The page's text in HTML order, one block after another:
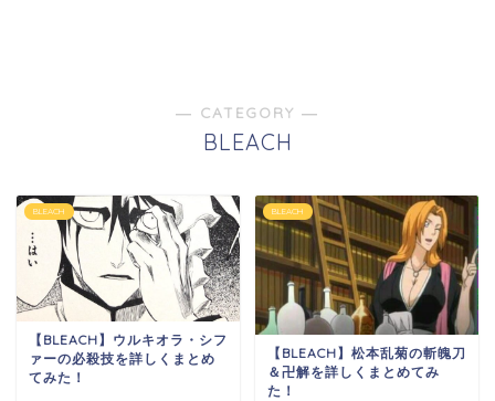
― CATEGORY ―
BLEACH
BLEACH
【BLEACH】ウルキオラ・シフ
ァーの必殺技を詳しくまとめ
てみた！
BLEACH
【BLEACH】松本乱菊の斬魄刀
＆卍解を詳しくまとめてみ
た！